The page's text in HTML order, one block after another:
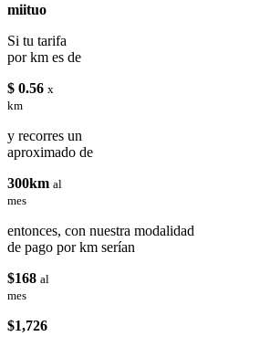
miituo
Si tu tarifa
por km es de
$ 0.56 x
km
y recorres un
aproximado de
300km al
mes
entonces, con nuestra modalidad
de pago por km serían
$168 al
mes
$1,726